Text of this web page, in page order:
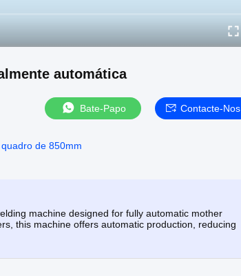
automática
Bate-Papo Contacte-Nos
de 850mm
machine designed for fully automatic mother
this machine offers automatic production, reducing